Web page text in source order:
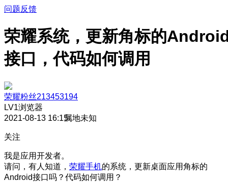
问题反馈
荣耀系统，更新角标的
接口，代码如何调用
荣耀粉丝213453194
LV1浏览器
2021-08-13 16:15属地未知
关注
我是应用开发者。
请问，有人知道， 荣耀手机的系统，更新桌面应用角标的
Android接口吗？代码如何调用？